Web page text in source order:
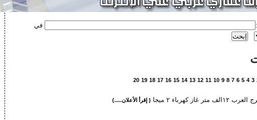
في
3
4
5
6
7
8
9
10
11
12
13
14
15
16
17
18
19
20
متر غاز كهرباء ٢ ميجا ( إقرأ الأعلان.....)